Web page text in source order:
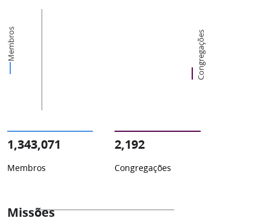
Membros Congregações
1,343,071
Membros
2,192
Congregações
Missões